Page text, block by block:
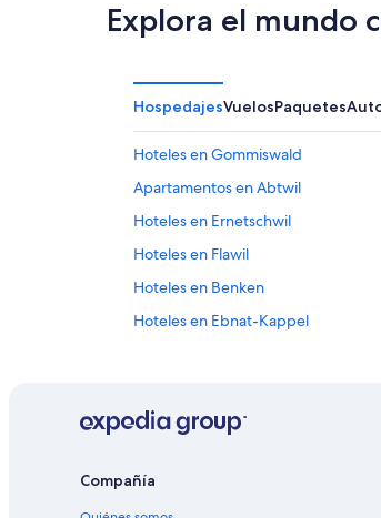
Explora el mundo
HospedajesVuelosPaquetes
Hoteles en Gommiswald
Apartamentos en Abtwil
Hoteles en Ernetschwil
Hoteles en Flawil
Hoteles en Benken
Hoteles en Ebnat-Kappel
Casas flotantes en Schmerikon
Apartamentos en St. Gallen
Compañía